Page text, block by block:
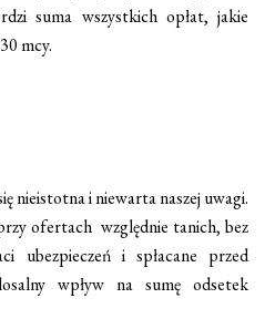
suma wszystkich opłat, jakie
mcy.
nieistotna i niewarta naszej uwagi.
ofertach względnie tanich, bez
ubezpieczeń i spłacane przed
wpływ na sumę odsetek